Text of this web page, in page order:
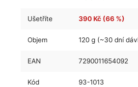
Ušetříte 390 Kč (66 %)
Objem 120 g (~30 dní
EAN 7290011654092
Kód 93-1013